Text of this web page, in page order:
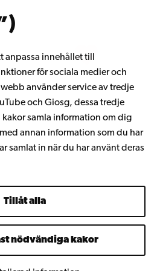
anpassa innehållet till
för sociala medier och
använder service av tredje
och Giosg, dessa tredje
kakor samla information om dig
annan information som du har
samlat in när du har använt deras
Tillåt alla
nödvändiga kakor
YouTube LinkedIn Blog Snapchat